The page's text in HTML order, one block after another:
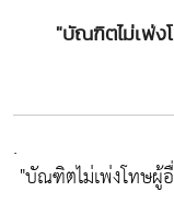
"บัณฑิตไม่เพ่ง
.
"บัณฑิตไม่เพ่งโทษผู้